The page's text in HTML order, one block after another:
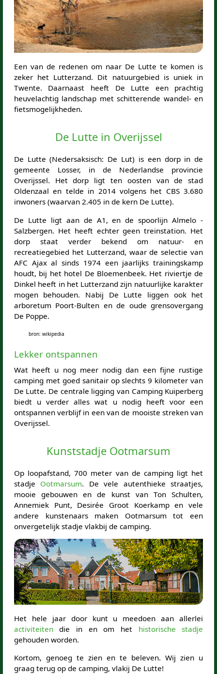
Een van de redenen om naar De Lutte te komen is
zeker het Lutterzand. Dit natuurgebied is uniek in
Twente. Daarnaast heeft De Lutte een prachtig
heuvelachtig landschap met schitterende wandel- en
fietsmogelijkheden.
De Lutte in Overijssel
De Lutte (Nedersaksisch: De Lut) is een dorp in de
gemeente Losser, in de Nederlandse provincie
Overijssel. Het dorp ligt ten oosten van de stad
Oldenzaal en telde in 2014 volgens het CBS 3.680
inwoners (waarvan 2.405 in de kern De Lutte).
De Lutte ligt aan de A1, en de spoorlijn Almelo -
Salzbergen. Het heeft echter geen treinstation. Het
dorp staat verder bekend om natuur- en
recreatiegebied het Lutterzand, waar de selectie van
AFC Ajax al sinds 1974 een jaarlijks trainingskamp
houdt, bij het hotel De Bloemenbeek. Het riviertje de
Dinkel heeft in het Lutterzand zijn natuurlijke karakter
mogen behouden. Nabij De Lutte liggen ook het
arboretum Poort-Bulten en de oude grensovergang
De Poppe.
bron: wikipedia
Lekker ontspannen
Wat heeft u nog meer nodig dan een fijne rustige
camping met goed sanitair op slechts 9 kilometer van
De Lutte. De centrale ligging van Camping Kuiperberg
biedt u verder alles wat u nodig heeft voor een
ontspannen verblijf in een van de mooiste streken van
Overijssel.
Kunststadje Ootmarsum
Op loopafstand, 700 meter van de camping ligt het
stadje Ootmarsum. De vele autenthieke straatjes,
mooie gebouwen en de kunst van Ton Schulten,
Annemiek Punt, Desirée Groot Koerkamp en vele
andere kunstenaars maken Ootmarsum tot een
onvergetelijk stadje vlakbij de camping.
Het hele jaar door kunt u meedoen aan allerlei
activiteitendie in en om het historische stadje
gehouden worden.
Kortom, genoeg te zien en te beleven. Wij zien u
graag terug op de camping, vlakij De Lutte!